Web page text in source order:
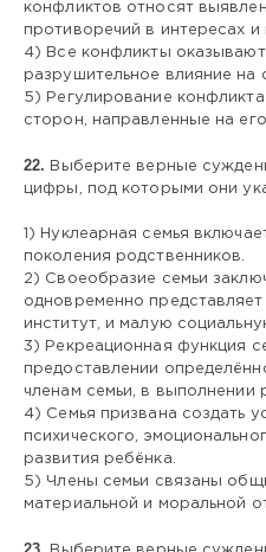
конфликтов относят
противоречий в интересах и
4) Все конфликты оказывают
разрушительное влияние на
5) Регулирование
сторон, направленные на
22. Выберите верные
цифры, под которыми они
1) Нуклеарная семья
поколения родственников.
2) Своеобразие семьи
одновременно
институт, и малую
3) Рекреационная функция
предоставлении
членам семьи, в выполнении
4) Семья призвана создать
психического,
развития ребёнка.
5) Члены семьи связаны
материальной и моральной